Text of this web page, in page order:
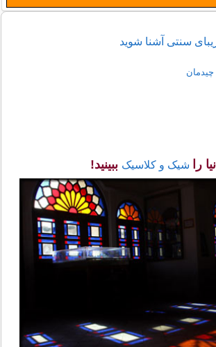
سنتی آشنا شوید
را شیک و کلاسیک ببینید!